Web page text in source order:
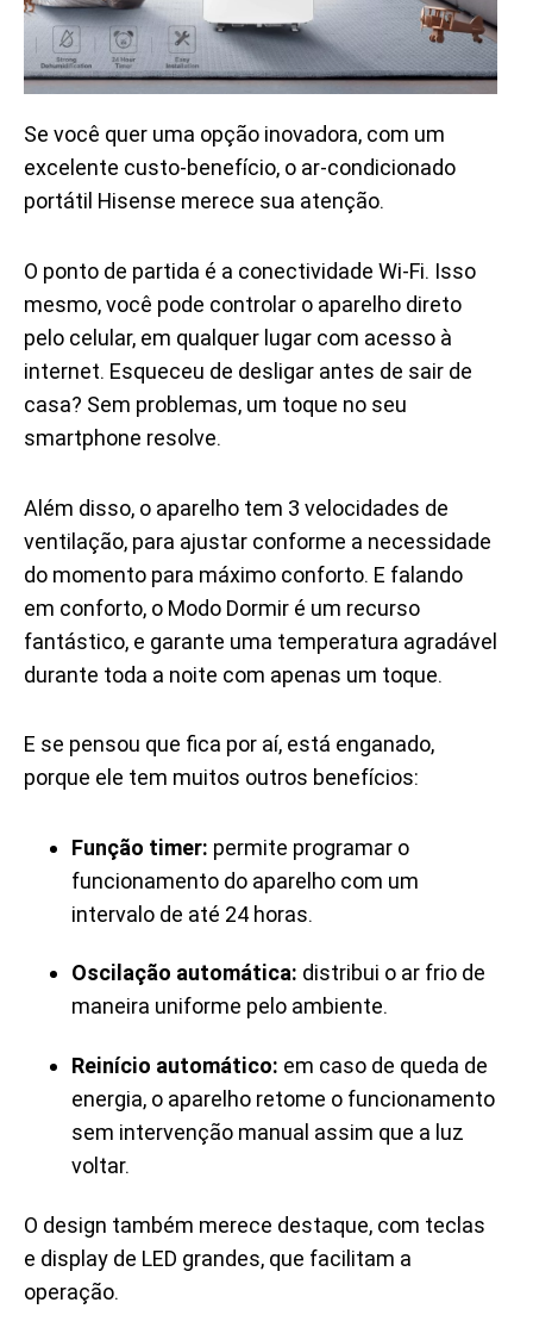
Se você quer uma opção inovadora, com um
excelente custo-benefício, o ar-condicionado
portátil Hisense merece sua atenção.
O ponto de partida é a conectividade Wi-Fi. Isso
mesmo, você pode controlar o aparelho direto
pelo celular, em qualquer lugar com acesso à
internet. Esqueceu de desligar antes de sair de
casa? Sem problemas, um toque no seu
smartphone resolve.
Além disso, o aparelho tem 3 velocidades de
ventilação, para ajustar conforme a necessidade
do momento para máximo conforto. E falando
em conforto, o Modo Dormir é um recurso
fantástico, e garante uma temperatura agradável
durante toda a noite com apenas um toque.
E se pensou que fica por aí, está enganado,
porque ele tem muitos outros benefícios:
Função timer: permite programar o
funcionamento do aparelho com um
intervalo de até 24 horas.
Oscilação automática: distribui o ar frio de
maneira uniforme pelo ambiente.
Reinício automático: em caso de queda de
energia, o aparelho retome o funcionamento
sem intervenção manual assim que a luz
voltar.
O design também merece destaque, com teclas
e display de LED grandes, que facilitam a
operação.